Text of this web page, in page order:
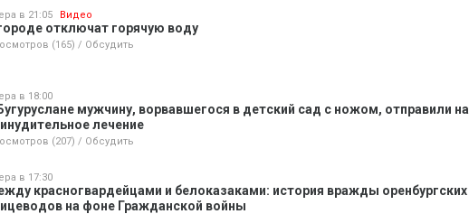
в 21:05 Видео
отключат горячую воду
(165) / Обсудить
в 18:00
мужчину, ворвавшегося в детский сад с ножом, отправили на
лечение
(207) / Обсудить
в 17:30
красногвардейцами и белоказаками: история вражды оренбургских
на фоне Гражданской войны